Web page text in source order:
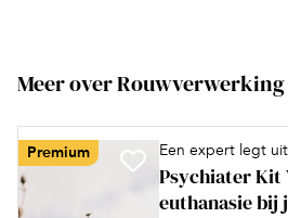
Meer over Rouwverwerking
Premium Een expert legt uit
Psychiater Kit
euthanasie bij